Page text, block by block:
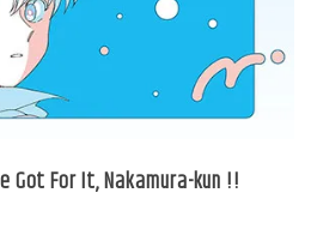
Got For It, Nakamura-kun !!